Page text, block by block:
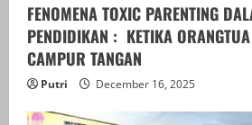
FENOMENA TOXIC PARENTING
PENDIDIKAN : KETIKA
CAMPUR TANGAN
Putri December 16, 2025